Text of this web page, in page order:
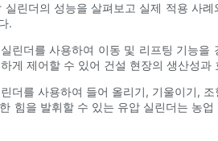
린더의 성능을 살펴보고 실제 적용 사
.
더를 사용하여 이동 및 리프팅 기능을
게 제어할 수 있어 건설 현장의 생산성과
더를 사용하여 들어 올리기, 기울이기,
힘을 발휘할 수 있는 유압 실린더는 농